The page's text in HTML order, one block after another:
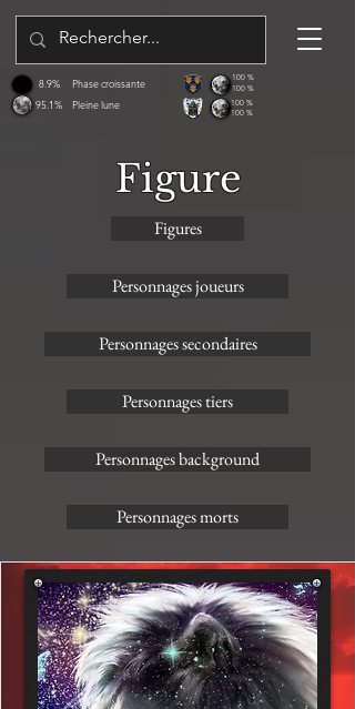
95.1%
8.9%
Pleine lune
Phase croissante
100 %
100 %
100 %
100 %
Figure
Figures
Personnages joueurs
Personnages secondaires
Personnages tiers
Personnages background
Personnages morts